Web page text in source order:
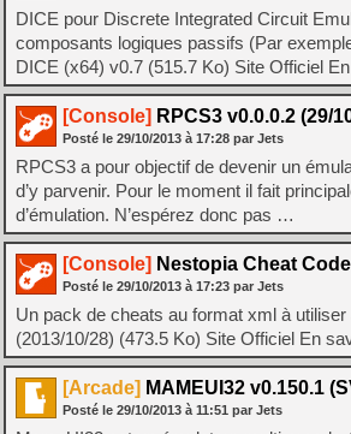
DICE pour Discrete Integrated Circuit
composants logiques passifs (Par
DICE (x64) v0.7 (515.7 Ko) Site Officiel
[Console] RPCS3 v0.0.0.2 (29/
Posté le 29/10/2013 à 17:28 par Jets
RPCS3 a pour objectif de devenir un
d’y parvenir. Pour le moment il fait
d’émulation. N’espérez donc pas …
[Console] Nestopia Cheat
Posté le 29/10/2013 à 17:23 par Jets
Un pack de cheats au format xml à
(2013/10/28) (473.5 Ko) Site Officiel En
[Arcade] MAMEUI32 v0.150.1
Posté le 29/10/2013 à 11:51 par Jets